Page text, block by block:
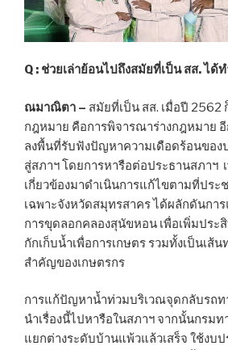
Q : ช่วยเล่าย้อนไปถึงสมัยที่เป็น สส. ได้
ณมาณิตา – สมัยที่เป็น สส. เมื่อปี 2562
กฎหมาย คือการพิจารณาร่างกฎหมาย
ลงพื้นที่รับฟังปัญหาความเดือดร้อนของ
สู่สภาฯ โดยการหารือต่อประธานสภาฯ
เกี่ยวข้องมาดำเนินการแก้ไขตามที่ประ
เฉพาะจังหวัดสมุทรสาคร ได้ผลักดันกา
การขุดลอกคลองสุนัขหอน เพื่อเพิ่มประ
กักเก็บน้ำเพื่อการเกษตร รวมทั้งเป็นเส้
สำคัญของเกษตรกร
การแก้ปัญหาน้ำท่วมบริเวณจุดกลับรถท
นำเรื่องนี้ไปหารือในสภาฯ จากนั้นกรมท
แยกต่างระดับบ้านแพ้วแล้วเสร็จ ใช้งบ